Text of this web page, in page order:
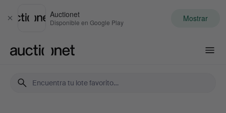
Cerrar
Auctionet
Disponible en Google Play Mostrar